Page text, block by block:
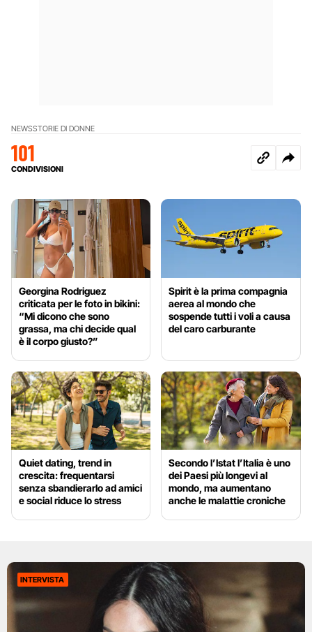
NEWSSTORIE DI DONNE
101
CONDIVISIONI
Georgina Rodriguez
criticata per le foto in bikini:
“Mi dicono che sono
grassa, ma chi decide qual
è il corpo giusto?”
Spirit è la prima compagnia
aerea al mondo che
sospende tutti i voli a causa
del caro carburante
Quiet dating, trend in
crescita: frequentarsi
senza sbandierarlo ad amici
e social riduce lo stress
Secondo l’Istat l’Italia è uno
dei Paesi più longevi al
mondo, ma aumentano
anche le malattie croniche
INTERVISTA